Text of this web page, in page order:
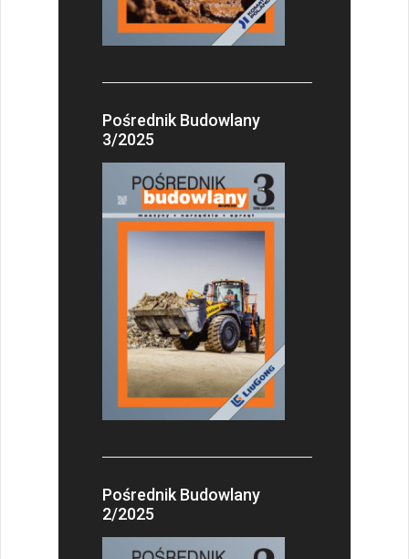
Pośrednik Budowlany
3/2025
Pośrednik Budowlany
2/2025